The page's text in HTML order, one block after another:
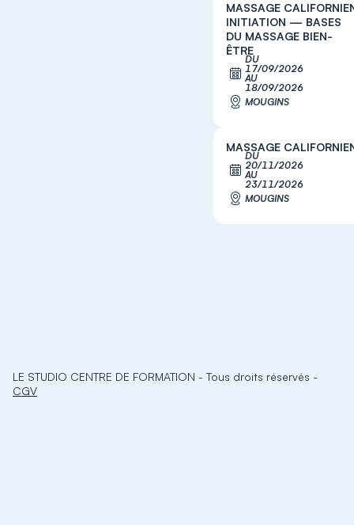
MASSAGE
INITIATION — BASES
DU MASSAGE BIEN-
ÊTRE
DU
17/09/2026
AU
18/09/2026
MOUGINS
MASSAGE
DU
20/11/2026
AU
23/11/2026
MOUGINS
LE STUDIO CENTRE DE FORMATION - Tous droits réservés -
CGV